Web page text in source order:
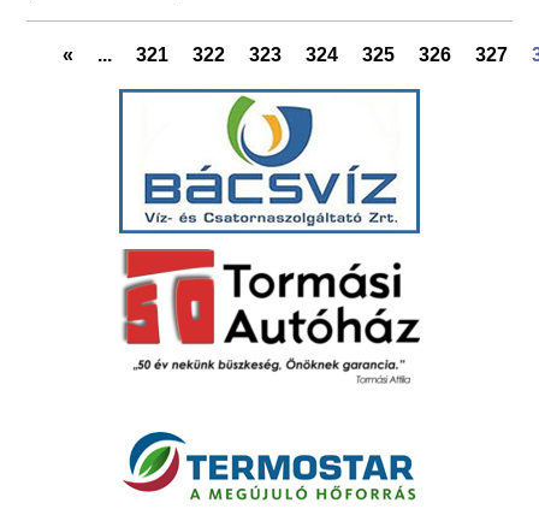
« ... 321 322 323 324 325 326 327